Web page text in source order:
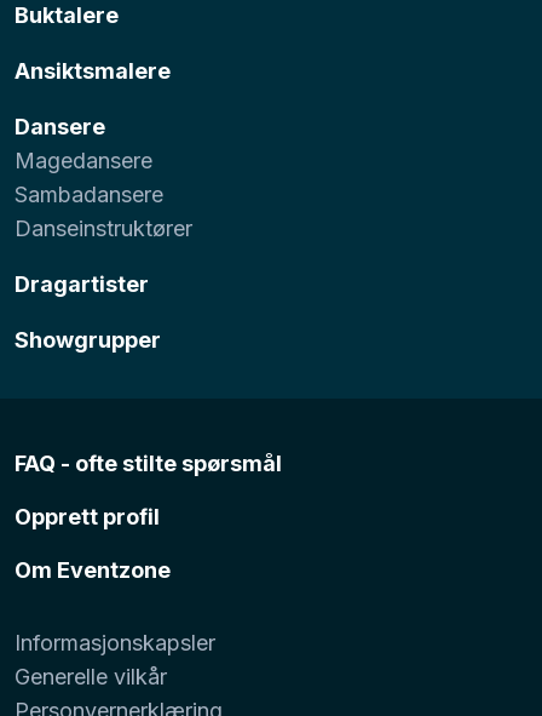
Buktalere
Ansiktsmalere
Dansere
Magedansere
Sambadansere
Danseinstruktører
Dragartister
Showgrupper
FAQ - ofte stilte spørsmål
Opprett profil
Om Eventzone
Informasjonskapsler
Generelle vilkår
Personvernerklæring